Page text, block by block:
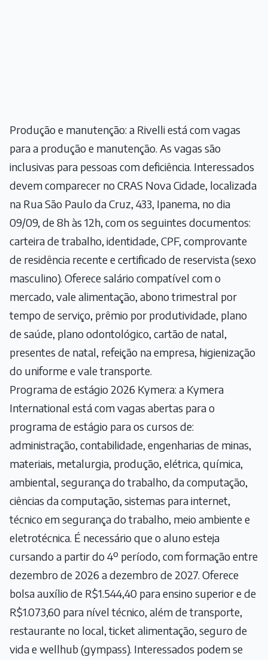
Produção e manutenção: a Rivelli está com vagas
para a produção e manutenção. As vagas são
inclusivas para pessoas com deficiência. Interessados
devem comparecer no CRAS Nova Cidade, localizada
na Rua São Paulo da Cruz, 433, Ipanema, no dia
09/09, de 8h às 12h, com os seguintes documentos:
carteira de trabalho, identidade, CPF, comprovante
de residência recente e certificado de reservista (sexo
masculino). Oferece salário compatível com o
mercado, vale alimentação, abono trimestral por
tempo de serviço, prêmio por produtividade, plano
de saúde, plano odontológico, cartão de natal,
presentes de natal, refeição na empresa, higienização
do uniforme e vale transporte.
Programa de estágio 2026 Kymera: a Kymera
International está com vagas abertas para o
programa de estágio para os cursos de:
administração, contabilidade, engenharias de minas,
materiais, metalurgia, produção, elétrica, química,
ambiental, segurança do trabalho, da computação,
ciências da computação, sistemas para internet,
técnico em segurança do trabalho, meio ambiente e
eletrotécnica. É necessário que o aluno esteja
cursando a partir do 4º período, com formação entre
dezembro de 2026 a dezembro de 2027. Oferece
bolsa auxílio de R$1.544,40 para ensino superior e de
R$1.073,60 para nível técnico, além de transporte,
restaurante no local, ticket alimentação, seguro de
vida e wellhub (gympass). Interessados podem se